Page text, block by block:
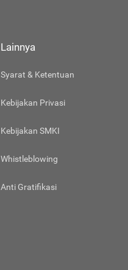
Lainnya
Syarat & Ketentuan
Kebijakan Privasi
Kebijakan SMKI
Whistleblowing
Anti Gratifikasi